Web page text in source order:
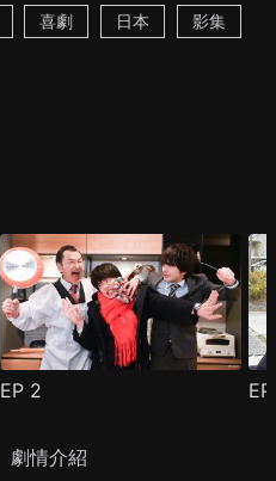
喜劇 日本 影集
EP 2
劇情介紹